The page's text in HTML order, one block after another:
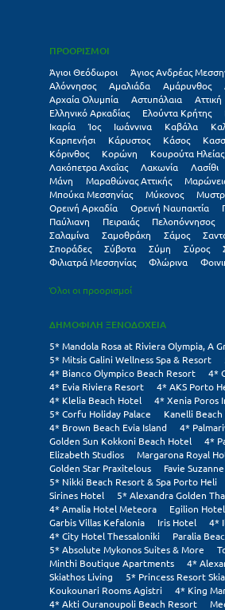
ΠΡΟΟΡΙΣΜΟΙ
Άγιοι Θεόδωροι Άγιος Ανδρέας
Αλόννησος
Αμαλιάδα Αμάρυνθος
Αρχαία Ολυμπία
Αστυπάλαια Αττική
Ελληνικό Αρκαδίας
Ελούντα Κρήτης
Ικαρία
Ίος Ιωάννινα Καβάλα
Καρπενήσι
Κάρυστος Κάσος
Κόρινθος
Κορώνη Κουρούτα Ηλείας
Λακόπετρα Αχαΐας
Λακωνία Λασίθι
Μάνη
Μαραθώνας Αττικής
Μπούκα Μεσσηνίας
Μύκονος
Ορεινή Αρκαδία
Ορεινή Ναυπακτία
Παύλιανη
Πειραιάς Πελοπόννησος
Σαλαμίνα
Σαμοθράκη Σάμος
Σποράδες
Σύβοτα Σύμη Σύρος
Φιλιατρά Μεσσηνίας
Φλώρινα
Όλοι οι προορισμοί
ΔΗΜΟΦΙΛΗ ΞΕΝΟΔΟΧΕΙΑ
5* Mandola Rosa at Riviera Olympia, A
5* Mitsis Galini Wellness Spa & Resort
4* Bianco Olympico Beach Resort
4*
4* Evia Riviera Resort
4* AKS Porto
4* Klelia Beach Hotel
4* Xenia Poros
5* Corfu Holiday Palace
Kanelli
4* Brown Beach Evia Island
4*
Golden Sun Kokkoni Beach Hotel
4*
Elizabeth Studios
Margarona Royal
Golden Star Praxitelous
Favie
5* Nikki Beach Resort & Spa Porto Heli
Sirines Hotel
5* Alexandra Golden
4* Amalia Hotel Meteora
Egilion Hotel
Garbis Villas Kefalonia
Iris Hotel 4*
4* City Hotel Thessaloniki
Paralia
5* Absolute Mykonos Suites & More
Minthi Boutique Apartments
4*
Skiathos Living
5* Princess Resort
Koukounari Rooms Agistri
4* King
4* Akti Ouranoupoli Beach Resort